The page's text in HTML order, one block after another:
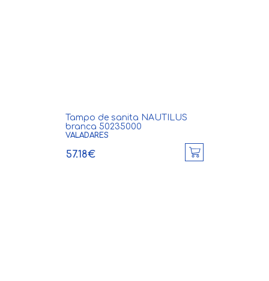
Tampo de sanita NAUTILUS
branca 50235000
VALADARES
57.18€